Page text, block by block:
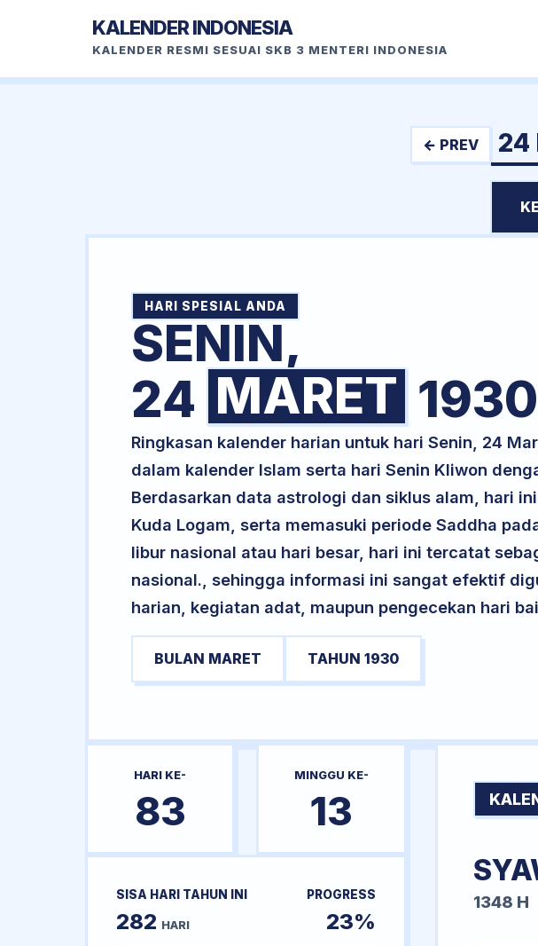
KALENDER INDONESIA
KALENDER RESMI SESUAI SKB 3 MENTERI INDONESIA
← PREV 24
HARI SPESIAL ANDA
SENIN,
24 MARET 1930
Ringkasan kalender harian untuk hari Senin, 24
dalam kalender Islam serta hari Senin Kliwon
Berdasarkan data astrologi dan siklus alam, hari
Kuda Logam, serta memasuki periode Saddha
libur nasional atau hari besar, hari ini tercatat
nasional., sehingga informasi ini sangat efektif
harian, kegiatan adat, maupun pengecekan hari
BULAN MARET TAHUN 1930
HARI KE-
83
MINGGU KE-
13
SISA HARI TAHUN INI
282 HARI
PROGRESS
23%
1348 H